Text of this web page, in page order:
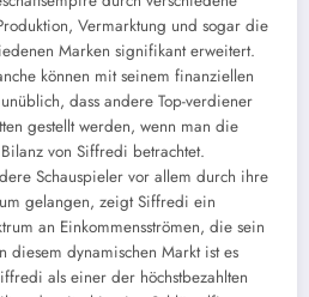
Vermarktung und sogar die
Marken signifikant erweitert.
können mit seinem finanziellen
dass andere Top-verdiener
gestellt werden, wenn man die
von Siffredi betrachtet.
Schauspieler vor allem durch ihre
gelangen, zeigt Siffredi ein
an Einkommensströmen, die sein
diesem dynamischen Markt ist es
als einer der höchstbezahlten